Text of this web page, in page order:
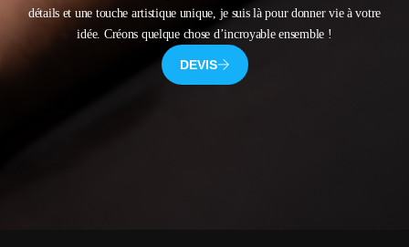
détails et une touche artistique unique, je suis là pour donner vie à votre
idée. Créons quelque chose d’incroyable ensemble !
DEVIS